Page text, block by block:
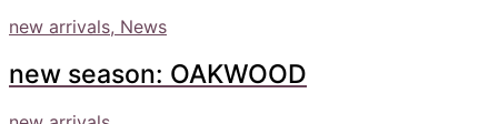
new arrivals, News
new season: OAKWOOD